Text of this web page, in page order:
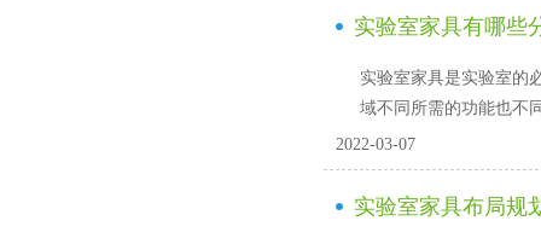
实验室家具有哪些
实验室家具是实验室的必
域不同所需的功能也不同
2022-03-07
实验室家具布局规